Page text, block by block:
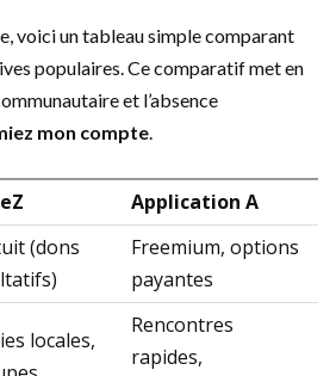
voici un tableau simple comparant
populaires. Ce comparatif met en
et l’absence
mon compte.
Application A
(dons
Freemium, options
payantes
locales,
Rencontres
rapides,